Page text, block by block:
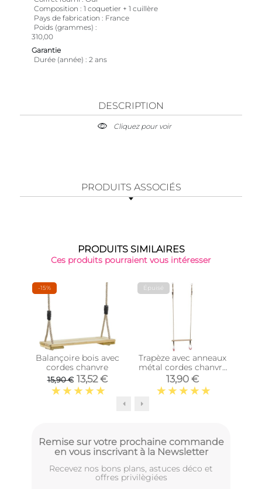
Composition
1 coquetier + 1 cuillère
Pays de fabrication
France
Poids (grammes)
310,00
Garantie
Durée (année)
2 ans
DESCRIPTION
Cliquez pour voir
PRODUITS ASSOCIÉS
PRODUITS SIMILAIRES
Ces produits pourraient vous intéresser
-15%
Balançoire bois avec
cordes chanvre
15,90 € 13,52 €
Épuisé
Trapèze avec anneaux
métal cordes chanvre
(Cordes en chanvre
synthétique)
13,90 €
Remise sur votre prochaine commande
en vous inscrivant à la Newsletter
Recevez nos bons plans, astuces déco et
offres privilègiées